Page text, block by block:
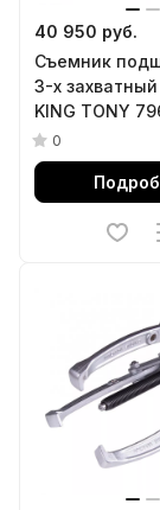
40 950 руб.
Съемник
3-х
KING TONY
0